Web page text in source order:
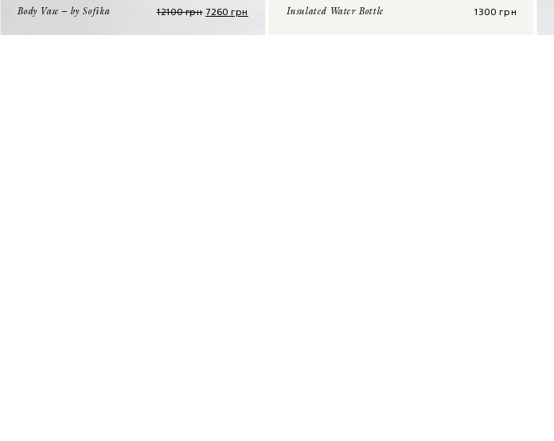
Body Vase – by Sofika 12100грн 7260грн Insulated Water Bottle 1300грн